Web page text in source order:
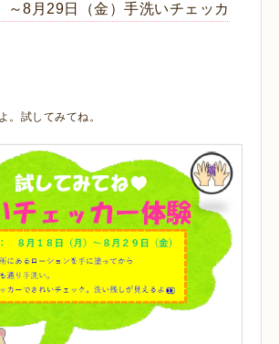
～8月29日（金）手洗いチェッカ
。試してみてね。